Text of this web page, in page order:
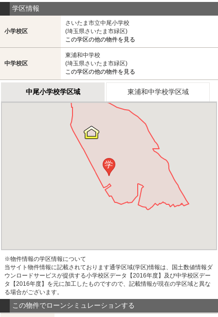
学区情報
小学校区
さいたま市立中尾小学校
(埼玉県さいたま市緑区)
この学区の他の物件を見る
中学校区
東浦和中学校
(埼玉県さいたま市緑区)
この学区の他の物件を見る
中尾小学校学区域 東浦和中学校学区域
学
※物件情報の学区情報について
当サイト物件情報に記載されております通学区域(学区)情報は、国土数値情報ダ
ウンロードサービスが提供する小学校区データ【2016年度】及び中学校区デー
タ【2016年度】を元に加工したものですので、記載情報が現在の学区域と異な
る場合がございます。
この物件でローンシミュレーションする